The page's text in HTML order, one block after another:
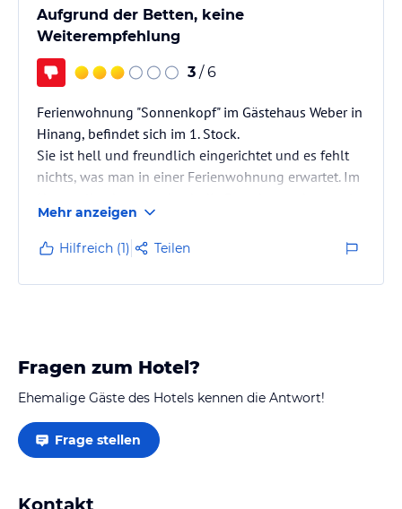
Aufgrund der Betten, keine
Weiterempfehlung
3 / 6
Ferienwohnung "Sonnenkopf" im Gästehaus Weber in
Hinang, befindet sich im 1. Stock.
Sie ist hell und freundlich eingerichtet und es fehlt
nichts, was man in einer Ferienwohnung erwartet. Im
etwas lauter zu gehen. So lange das aber nicht, was
auch vorkommt, sehr früh morgens ist, wenn der
Hausherr mit dem Motorroller zur Arbeit fährt, stört es
nicht besonders.
Wir…
Mehr anzeigen
Hilfreich (1) Teilen
Fragen zum Hotel?
Ehemalige Gäste des Hotels kennen die Antwort!
Frage stellen
Kontakt